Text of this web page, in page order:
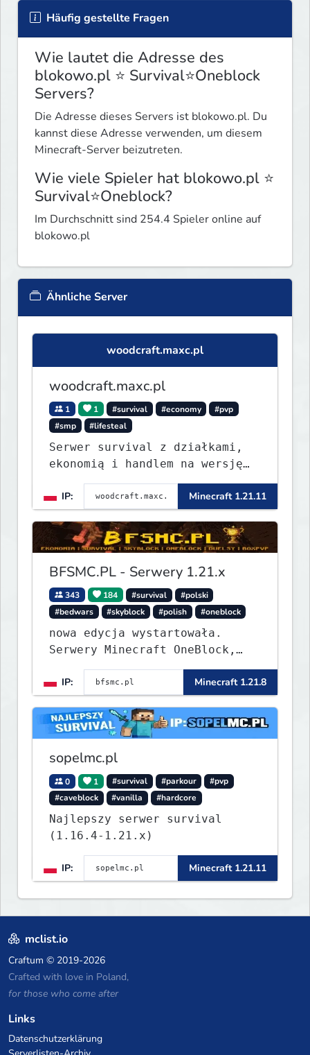
Häufig gestellte Fragen
Wie lautet die Adresse des
blokowo.pl ⭐ Survival⭐Oneblock
Servers?
Die Adresse dieses Servers ist blokowo.pl. Du
kannst diese Adresse verwenden, um diesem
Minecraft-Server beizutreten.
Wie viele Spieler hat blokowo.pl ⭐
Survival⭐Oneblock?
Im Durchschnitt sind 254.4 Spieler online auf
blokowo.pl
Ähnliche Server
woodcraft.maxc.pl
woodcraft.maxc.pl
1 1 #survival #economy
#pvp
#smp
#lifesteal
Serwer survival z działkami,
ekonomią i handlem na wersję
IP:
Minecraft 1.21.11
BFSMC.PL - Serwery 1.21.x
343 184 #survival
#polski
#bedwars
#skyblock #polish #oneblock
nowa edycja wystartowała.
Serwery Minecraft OneBlock,
Survival, SkyBlock, Duels,
RealLife, PVP, BedWars, kitpvp
IP: Minecraft 1.21.8
sopelmc.pl
0 1 #survival #parkour
#pvp
#caveblock
#vanilla #hardcore
Najlepszy serwer survival
(1.16.4-1.21.x)
IP: Minecraft 1.21.11
mclist.io
Craftum © 2019-2026
Crafted with love in Poland,
for those who come after
Links
Datenschutzerklärung